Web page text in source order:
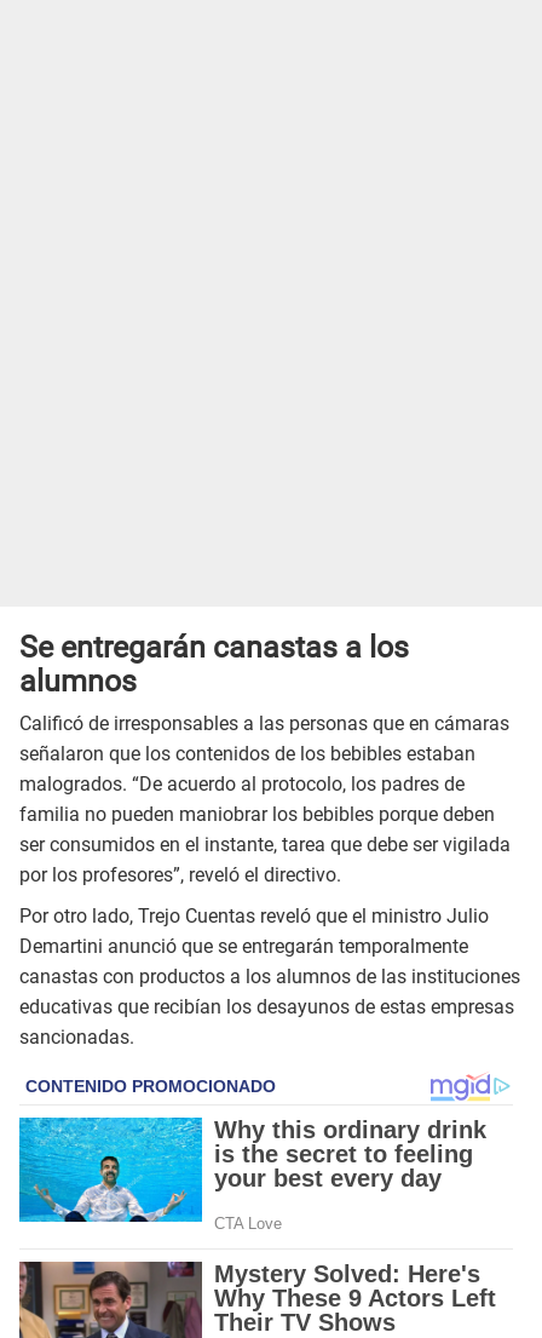
Se entregarán canastas a los
alumnos
Calificó de irresponsables a las personas que en cámaras
señalaron que los contenidos de los bebibles estaban
malogrados. “De acuerdo al protocolo, los padres de
familia no pueden maniobrar los bebibles porque deben
ser consumidos en el instante, tarea que debe ser vigilada
por los profesores”, reveló el directivo.
Por otro lado, Trejo Cuentas reveló que el ministro Julio
Demartini anunció que se entregarán temporalmente
canastas con productos a los alumnos de las instituciones
educativas que recibían los desayunos de estas empresas
sancionadas.